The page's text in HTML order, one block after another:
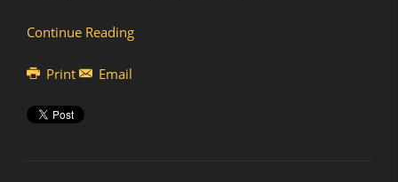
Continue Reading
Print Email